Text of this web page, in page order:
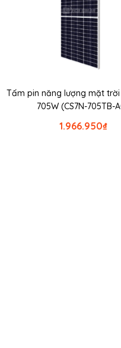
Tấm pin năng lượng mặt
705W (CS7N-705TB-
₫
1.966.950